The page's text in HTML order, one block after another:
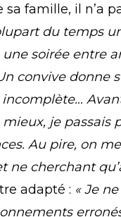
famille, il n’a
du temps
soirée entre
convive donne
je
Au pire, on
ne cherchant
adapté : « Je